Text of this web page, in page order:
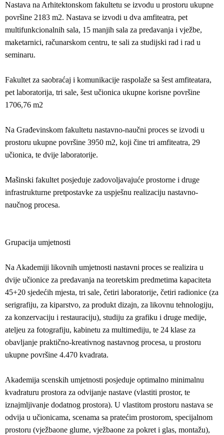
Nastava na Arhitektonskom fakultetu se izvodu u prostoru ukupne
površine 2183 m2. Nastava se izvodi u dva amfiteatra, pet
multifunkcionalnih sala, 15 manjih sala za predavanja i vježbe,
maketarnici, računarskom centru, te sali za studijski rad i rad u
seminaru.
Fakultet za saobraćaj i komunikacije raspolaže sa šest amfiteatara,
pet laboratorija, tri sale, šest učionica ukupne korisne površine
1706,76 m2
Na Građevinskom fakultetu nastavno-naučni proces se izvodi u
prostoru ukupne površine 3950 m2, koji čine tri amfiteatra, 29
učionica, te dvije laboratorije.
Mašinski fakultet posjeduje zadovoljavajuće prostorne i druge
infrastrukturne pretpostavke za uspješnu realizaciju nastavno-
naučnog procesa.
Grupacija umjetnosti
Na Akademiji likovnih umjetnosti nastavni proces se realizira u
dvije učionice za predavanja na teoretskim predmetima kapaciteta
45+20 sjedećih mjesta, tri sale, četiri laboratorije, četiri radionice (za
serigrafiju, za kiparstvo, za produkt dizajn, za likovnu tehnologiju,
za konzervaciju i restauraciju), studiju za grafiku i druge medije,
ateljeu za fotografiju, kabinetu za multimediju, te 24 klase za
obavljanje praktično-kreativnog nastavnog procesa, u prostoru
ukupne površine 4.470 kvadrata.
Akademija scenskih umjetnosti posjeduje optimalno minimalnu
kvadraturu prostora za odvijanje nastave (vlastiti prostor, te
iznajmljivanje dodatnog prostora). U vlastitom prostoru nastava se
odvija u učionicama, scenama sa pratećim prostorom, specijalnom
prostoru (vježbaone glume, vježbaone za pokret i glas, montažu),